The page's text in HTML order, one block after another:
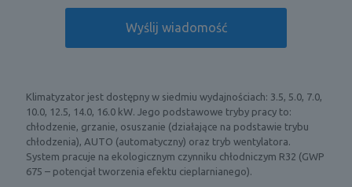
Klimatyzator jest dostępny w siedmiu wydajnościach: 3.5, 5.0, 7.0,
10.0, 12.5, 14.0, 16.0 kW. Jego podstawowe tryby pracy to:
chłodzenie, grzanie, osuszanie (działające na podstawie trybu
chłodzenia), AUTO (automatyczny) oraz tryb wentylatora.
System pracuje na ekologicznym czynniku chłodniczym R32 (GWP
675 – potencjał tworzenia efektu cieplarnianego).